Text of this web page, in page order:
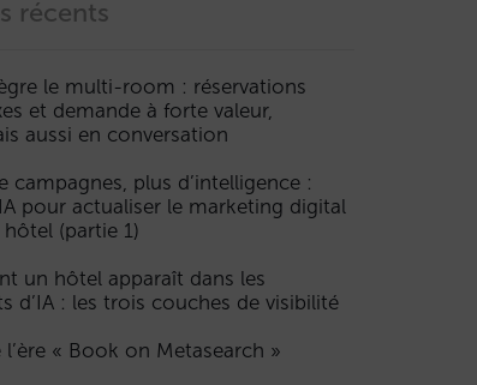
récents
le multi-room : réservations
et demande à forte valeur,
aussi en conversation
campagnes, plus d’intelligence :
pour actualiser le marketing digital
(partie 1)
un hôtel apparaît dans les
d’IA : les trois couches de visibilité
l’ère « Book on Metasearch »